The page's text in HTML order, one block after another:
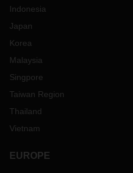
Indonesia
Japan
Korea
Malaysia
Singpore
Taiwan Region
Thailand
Vietnam
EUROPE